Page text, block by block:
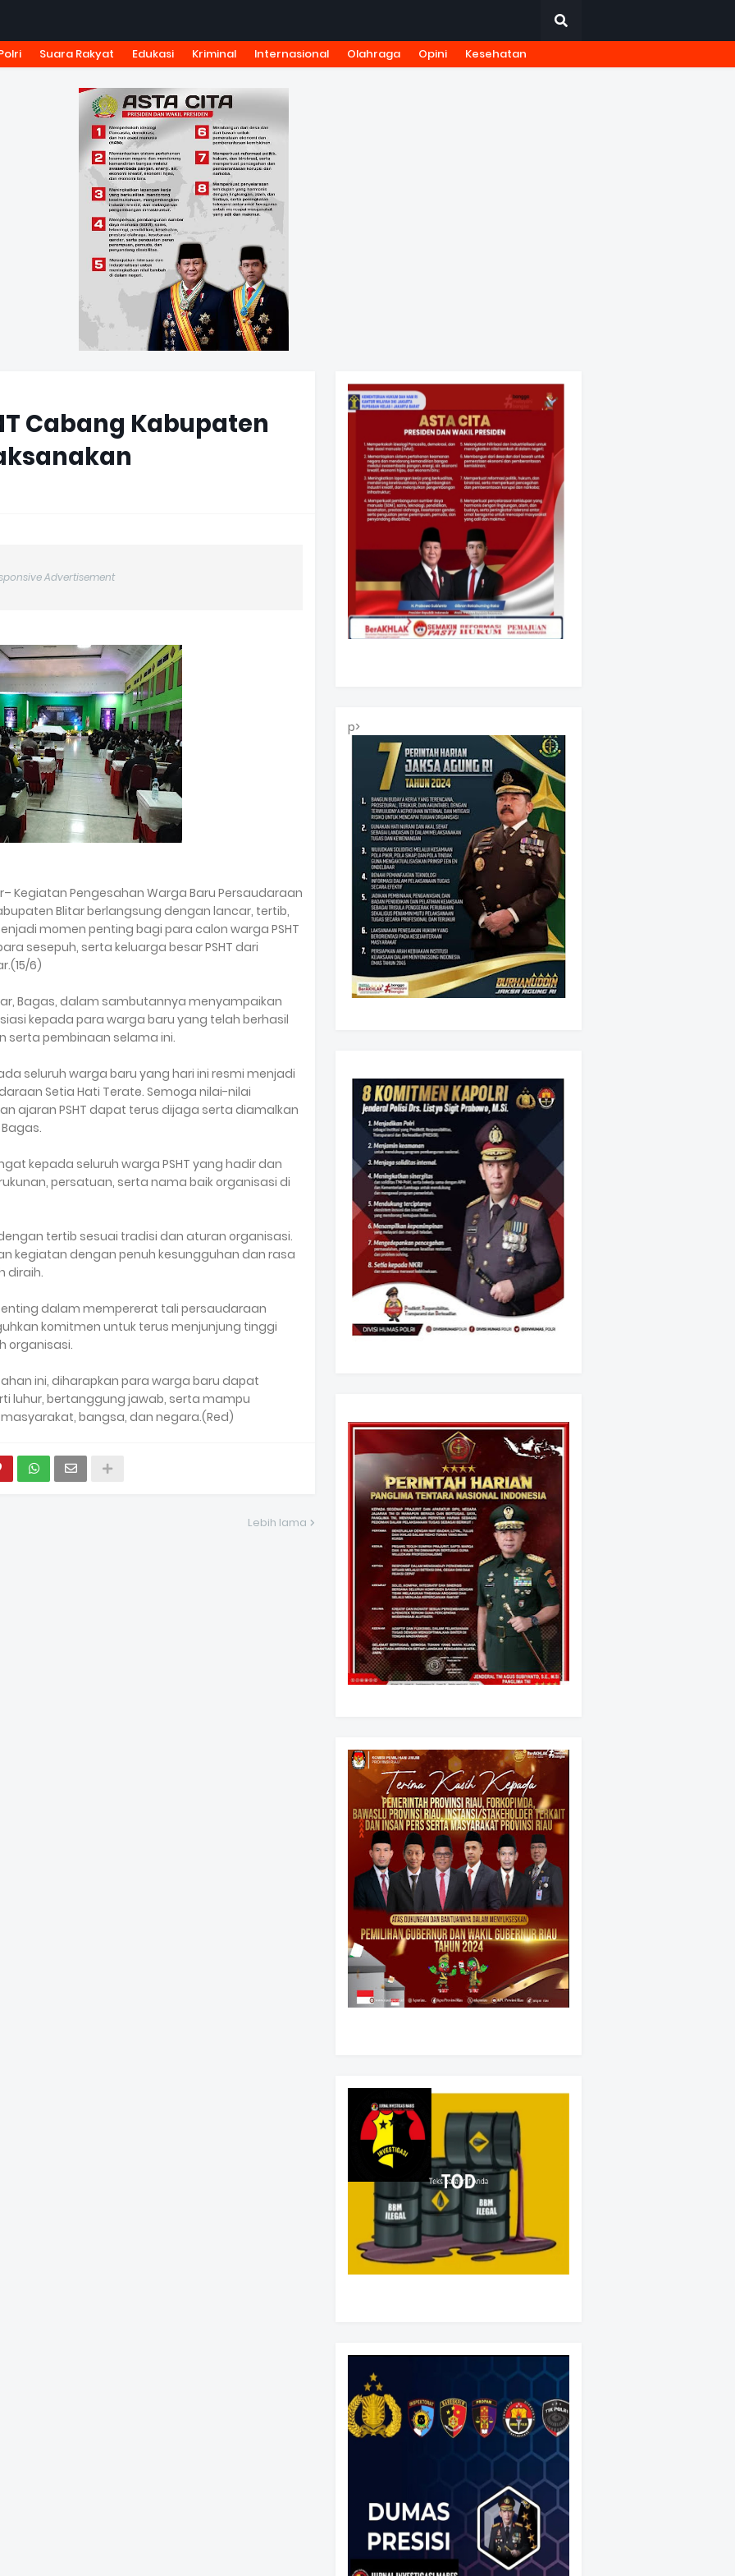
TARIF IKLAN PEDOMAN MEDIA SIBER KODE ETIK JURNALISTIK
Suara Rakyat Edukasi Kriminal Internasional Olahraga Opini
Kesehatan
Cabang Kabupaten
Advertisement
Kegiatan Pengesahan Warga Baru Persaudaraan
Blitar berlangsung dengan lancar, tertib,
momen penting bagi para calon warga PSHT
sesepuh, serta keluarga besar PSHT dari
6)
Bagas, dalam sambutannya menyampaikan
kepada para warga baru yang telah berhasil
pembinaan selama ini.
seluruh warga baru yang hari ini resmi menjadi
Setia Hati Terate. Semoga nilai-nilai
ajaran PSHT dapat terus dijaga serta diamalkan
kepada seluruh warga PSHT yang hadir dan
persatuan, serta nama baik organisasi di
tertib sesuai tradisi dan aturan organisasi.
kegiatan dengan penuh kesungguhan dan rasa
diraih.
dalam mempererat tali persaudaraan
komitmen untuk terus menjunjung tinggi
organisasi.
ini, diharapkan para warga baru dapat
luhur, bertanggung jawab, serta mampu
bangsa, dan negara.(Red)
Lebih lama
p>